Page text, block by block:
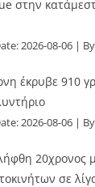
στην
2026-08-06
έκρυβε 910
2026-08-06
20χρονος
σε